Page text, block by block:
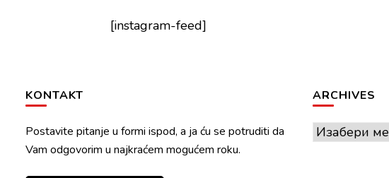
[instagram-feed]
KONTAKT
Postavite pitanje u formi ispod, a ja ću se potruditi da
Vam odgovorim u najkraćem mogućem roku.
ARCHIVES
Archives